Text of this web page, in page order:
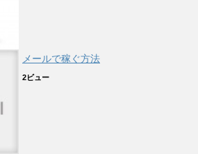
メールで稼ぐ方法
2ビュー